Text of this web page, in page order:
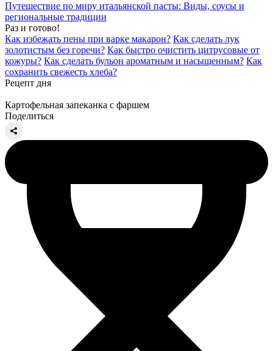
Путешествие по миру итальянской пасты: Виды, соусы и
региональные традиции
Раз и готово!
Как избежать пены при варке макарон? Как сделать лук
золотистым без горечи? Как быстро очистить цитрусовые от
кожуры? Как сделать бульон ароматным и насыщенным? Как
сохранить свежесть хлеба?
Рецепт дня
Картофельная запеканка с фаршем
Поделиться